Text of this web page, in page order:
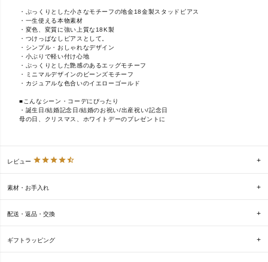
・ぷっくりとした小さなモチーフの地金18金製スタッドピアス
・一生使える本物素材
・変色、変質に強い上質な18K製
・つけっぱなしピアスとして。
・シンプル・おしゃれなデザイン
・小ぶりで軽い付け心地
・ぷっくりとした艶感のあるエッグモチーフ
・ミニマルデザインのビーンズモチーフ
・カジュアルな色合いのイエローゴールド
■こんなシーン・コーデにぴったり
・誕生日/結婚記念日/結婚のお祝い/出産祝い/記念日
母の日、クリスマス、ホワイトデーのプレゼントに
レビュー
素材・お手入れ
配送・返品・交換
ギフトラッピング